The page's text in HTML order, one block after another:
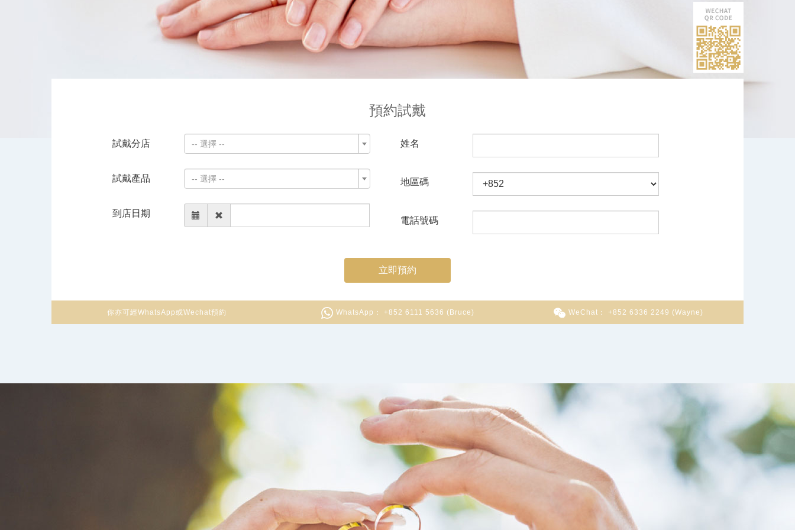
預約試戴
試戴分店 -- 選擇 --
試戴產品 -- 選擇 --
到店日期
姓名
地區碼
電話號碼
立即預約
你亦可經WhatsApp或Wechat預約 WhatsApp： +852 6111 5636 (Bruce) WeChat： +852 6336 2249 (Wayne)